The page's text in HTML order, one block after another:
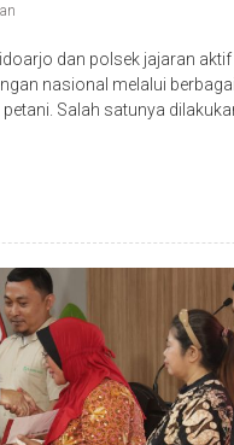
dan polsek jajaran
nasional melalui
Salah satunya